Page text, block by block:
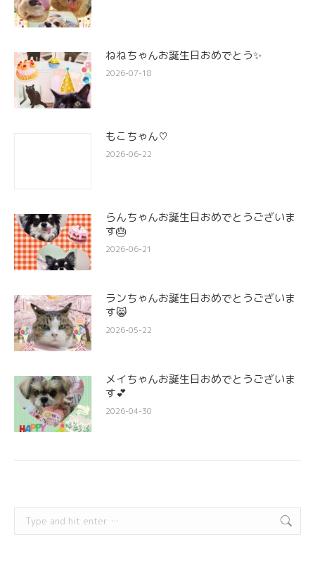
ねねちゃんお誕生日おめでとう✨
2026-07-18
もこちゃん♡
2026-06-22
らんちゃんお誕生日おめでとうございま
す🎂
2026-06-21
ランちゃんお誕生日おめでとうございま
す😸
2026-05-22
メイちゃんお誕生日おめでとうございま
す💕
2026-04-30